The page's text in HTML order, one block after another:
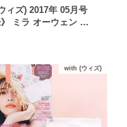
ィズ) 2017年 05月号
》 ミラ オーウェン …
with (ウィズ)